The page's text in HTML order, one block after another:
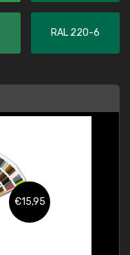
RAL 220-6
€15,95